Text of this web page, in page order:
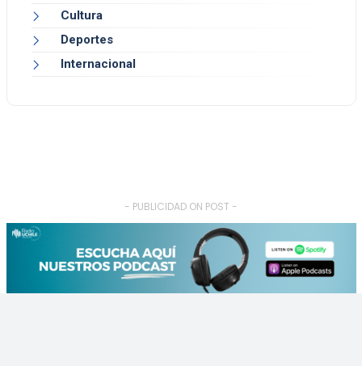
Cultura
Deportes
Internacional
- PUBLICIDAD ON POST -